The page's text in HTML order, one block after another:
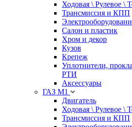
Ходовая \ Рулевое \
Трансмиссия и КПП
Салон и пластик
Хром и декор
Кузов
Крепеж
Уплотнители,
РТИ
Аксессуары
ГАЗ М1
Двигатель
Ходовая \ Рулевое \
Трансмиссия и КПП